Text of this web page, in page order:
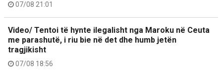
07/08 21:01
Video/ Tentoi të hynte ilegalisht nga Maroku në Ceuta
me parashutë, i riu bie në det dhe humb jetën
tragjikisht
07/08 18:56